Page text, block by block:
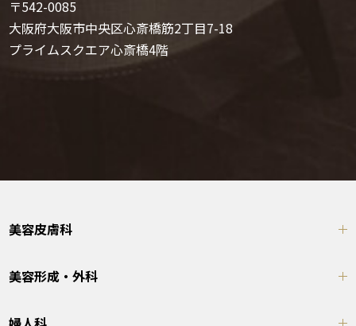
〒542-0085
大阪府大阪市中央区心斎橋筋2丁目7-18
プライムスクエア心斎橋4階
美容皮膚科
美容形成・外科